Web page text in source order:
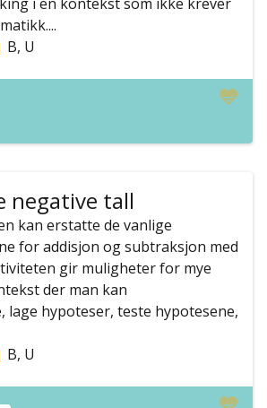
B, U
negative tall
kan erstatte de vanlige
for addisjon og subtraksjon med
gir muligheter for mye
der man kan
lage hypoteser, teste hypotesene,
B, U